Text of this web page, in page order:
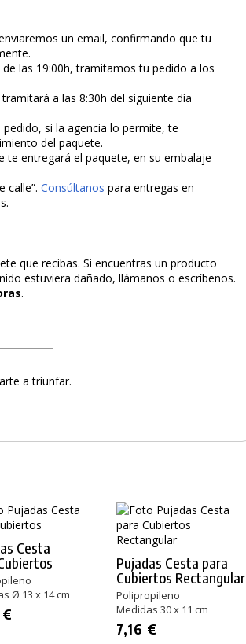
un email, confirmando que tu
las 19:00h, tramitamos tu pedido a los
a las 8:30h del siguiente día
si la agencia lo permite, te
del paquete.
te entregará el paquete, en su embalaje
calle”.Consúltanos para entregas en
que recibas. Si encuentras un producto
estuviera dañado, llámanos o escríbenos.
.
a triunfar.
Cesta
Ø 13 x 14 cm
Pujadas Cesta para
Cubiertos Rectangular
Polipropileno
Medidas 30 x 11 cm
7,16 €